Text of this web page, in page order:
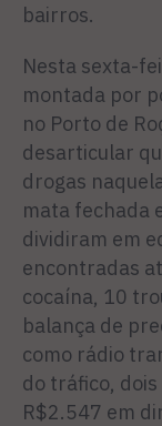
bairros.
Nesta sexta-
montada por
no Porto de
desarticular
drogas
mata fechada
dividiram em
encontradas
cocaína, 10
balança de
como rádio
do tráfico,
R$2.547 em